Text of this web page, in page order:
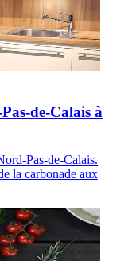
de-Calais à
Pas-de-Calais.
la carbonade aux